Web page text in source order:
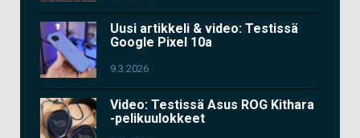
Uusi artikkeli & video: Testissä
Google Pixel 10a
9.3.2026
Video: Testissä Asus ROG Kithara
-pelikuulokkeet